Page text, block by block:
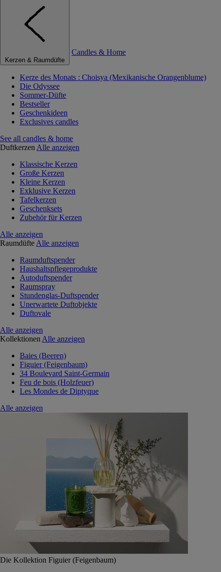
Kerzen & Raumdüfte
Candles & Home
Kerze des Monats : Choisya (Mexikanische Orangenblume)
Die Odyssee
Sommer-Düfte
Bestseller
Geschenkideen
Exclusives candles
See all candles & home
Duftkerzen Alle anzeigen
Klassische Kerzen
Große Kerzen
Kleine Kerzen
Exklusive Kerzen
Tafelkerzen
Geschenksets
Zubehör für Kerzen
Alle anzeigen
Raumdüfte Alle anzeigen
Raumduftspender
Haushaltspflegeprodukte
Autoduftspender
Raumspray
Stundenglas-Duftspender
Unerwartete Duftobjekte
Duftovale
Alle anzeigen
Kollektionen Alle anzeigen
Baies (Beeren)
Figuier (Feigenbaum)
34 Boulevard Saint-Germain
Feu de bois (Holzfeuer)
Les Mondes de Diptyque
Alle anzeigen
Die Kollektion Figuier (Feigenbaum)